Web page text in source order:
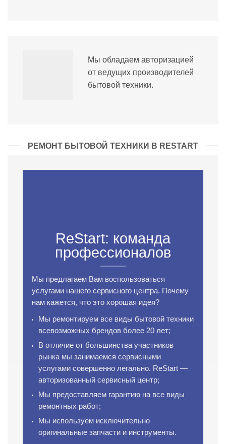
Мы обладаем авторизацией
от ведущих производителей
бытовой техники.
РЕМОНТ БЫТОВОЙ ТЕХНИКИ В RESTART
ReStart: команда
профессионалов
Мы предлагаем Вам воспользоваться
услугами нашего сервисного центра. Почему
нам кажется, что это хорошая идея?
Мы ремонтируем все виды бытовой техники
всевозможных брендов более 20 лет;
В отличие от большинства участников
рынка мы занимаемся сервисными
услугами совершенно легально. ReStart —
авторизованный сервисный центр;
Мы предоставляем гарантию на все виды
ремонтных работ;
Мы используем исключительно
оригинальные запчасти и инструменты.